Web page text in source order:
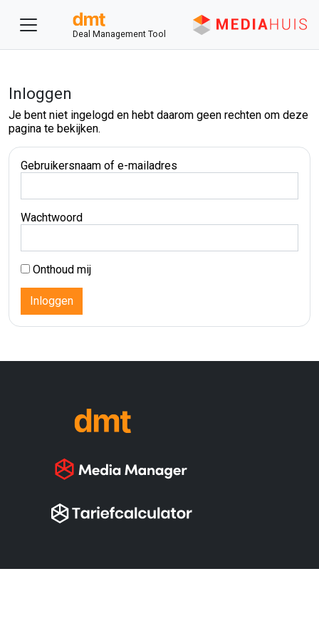
Deal Management Tool
Inloggen
Je bent niet ingelogd en hebt daarom geen rechten om deze
pagina te bekijken.
Gebruikersnaam of e-mailadres
Wachtwoord
Onthoud mij